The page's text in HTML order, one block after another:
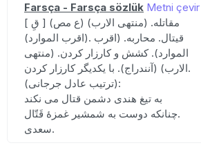
Farsça - Farsça sözlük Metni çevir
[ قِ ] (ع مص) مقاتله. (منتهی الارب)
(اقرب الموارد). قیتال. محاربه. (اقرب
الموارد). کشش و کارزار کردن. (منتهی
الارب) (آنندراج). با یکدیگر کارزار کردن.
(ترتیب عادل جرجانی):
به تیغ هندی دشمن قتال می نکند
چنانکه دوست به شمشیر غمزهٔ قَتّال.
سعدی.